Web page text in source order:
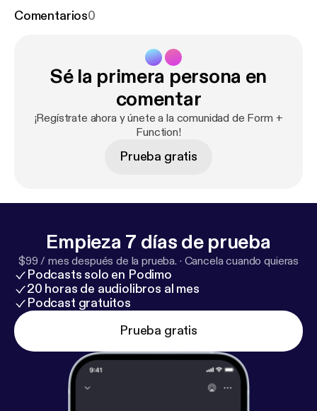
time, and where we hope it will be improved in the
Comentarios0
Sé la primera persona en
comentar
¡Regístrate ahora y únete a la comunidad de Form +
Function!
Prueba gratis
Empieza 7 días de prueba
$99 / mes después de la prueba. · Cancela cuando quieras
Podcasts solo en Podimo
20 horas de audiolibros al mes
Podcast gratuitos
Prueba gratis